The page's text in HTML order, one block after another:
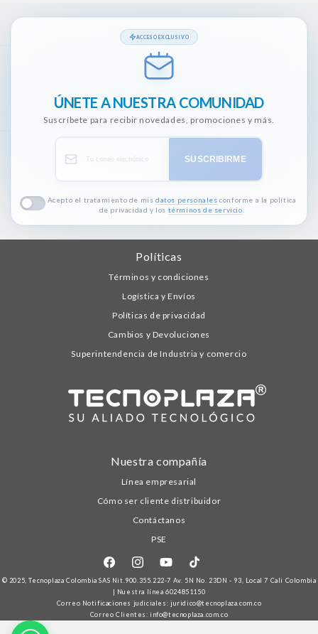
ACCESO EXCLUSIVO
ÚNETE A NUESTRA COMUNIDAD
Suscríbete para recibir novedades, promociones y más.
SUSCRIBIRME
Acepto el tratamiento de mis datos personales conforme a la política
de privacidad y los términos de servicio
Políticas
Términos y condiciones
Logística y Envíos
Políticas de privacidad
Cambios y Devoluciones
Superintendencia de Industria y comercio
Nuestra compañía
Línea empresarial
Cómo ser cliente distribuidor
Contáctanos
PSE
FacebookInstagram
YouTube
© 2025,Tecnoplaza Colombia SAS Nit.900.355.222-7 Av. 5N No. 23DN - 93, Local 7 Cali Colombia
| Nuestra línea6024851150
Correo Notificaciones judiciales: juridico@tecnoplaza.com.co
Correo Clientes: info@tecnoplaza.com.co